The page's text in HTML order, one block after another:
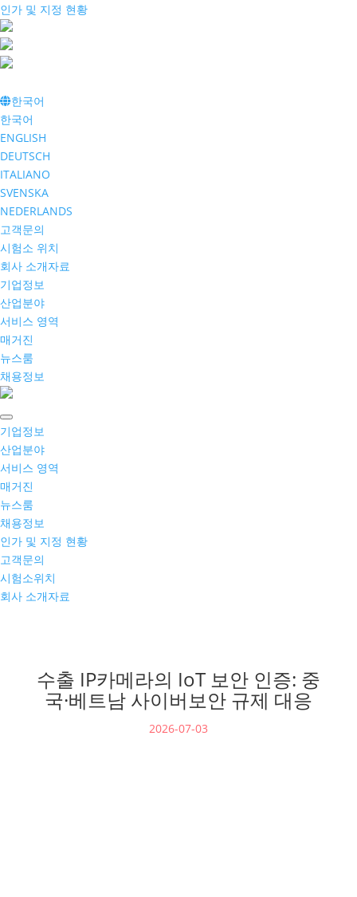
인가 및 지정 현황
한국어
한국어
ENGLISH
DEUTSCH
ITALIANO
SVENSKA
NEDERLANDS
고객문의
시험소 위치
회사 소개자료
기업정보
산업분야
서비스 영역
매거진
뉴스룸
채용정보
기업정보
산업분야
서비스 영역
매거진
뉴스룸
채용정보
인가 및 지정 현황
고객문의
시험소위치
회사 소개자료
수출 IP카메라의 IoT 보안 인증: 중
국·베트남 사이버보안 규제 대응
2026-07-03